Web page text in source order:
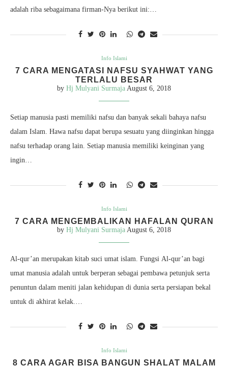
adalah riba sebagaimana firman-Nya berikut ini:…
Info Islami
7 CARA MENGATASI NAFSU SYAHWAT YANG
TERLALU BESAR
by Hj Mulyani Surmaja August 6, 2018
Setiap manusia pasti memiliki nafsu dan banyak sekali bahaya nafsu
dalam Islam. Hawa nafsu dapat berupa sesuatu yang diinginkan hingga
nafsu terhadap orang lain. Setiap manusia memiliki keinginan yang
ingin…
Info Islami
7 CARA MENGEMBALIKAN HAFALAN QURAN
by Hj Mulyani Surmaja August 6, 2018
Al-qur’an merupakan kitab suci umat islam. Fungsi Al-qur’an bagi
umat manusia adalah untuk berperan sebagai pembawa petunjuk serta
penuntun dalam meniti jalan kehidupan di dunia serta persiapan bekal
untuk di akhirat kelak.…
Info Islami
8 CARA AGAR BISA BANGUN SHALAT MALAM